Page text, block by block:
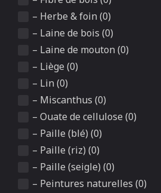
– Herbe & foin (0)
– Laine de bois (0)
– Laine de mouton (0)
– Liège (0)
– Lin (0)
– Miscanthus (0)
– Ouate de cellulose (0)
– Paille (blé) (0)
– Paille (riz) (0)
– Paille (seigle) (0)
– Peintures naturelles (0)